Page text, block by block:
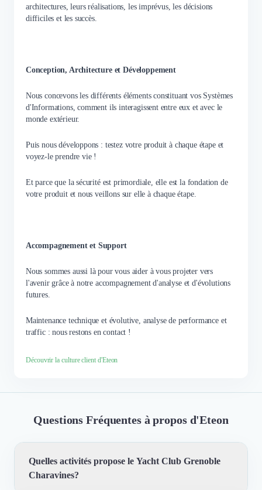
architectures, leurs réalisations, les imprévus, les décisions
difficiles et les succès.
Conception, Architecture et Développement
Nous concevons les différents éléments constituant vos Systèmes
d'Informations, comment ils interagissent entre eux et avec le
monde extérieur.
Puis nous développons : testez votre produit à chaque étape et
voyez-le prendre vie !
Et parce que la sécurité est primordiale, elle est la fondation de
votre produit et nous veillons sur elle à chaque étape.
Accompagnement et Support
Nous sommes aussi là pour vous aider à vous projeter vers
l'avenir grâce à notre accompagnement d'analyse et d'évolutions
futures.
Maintenance technique et évolutive, analyse de performance et
traffic : nous restons en contact !
Découvrir la culture client d'Eteon
Questions Fréquentes à propos d'Eteon
Quelles activités propose le Yacht Club Grenoble
Charavines?